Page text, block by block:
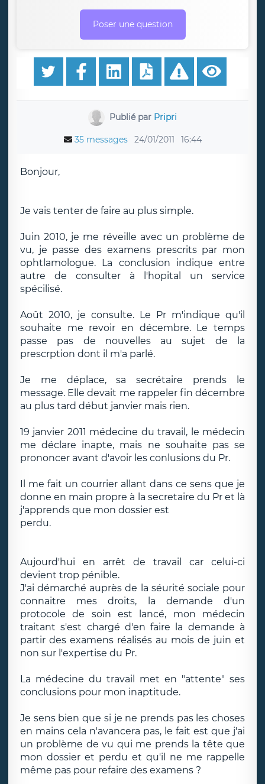
Poser une question
Publié par Pripri
35 messages 24/01/2011 16:44
Bonjour,
Je vais tenter de faire au plus simple.
Juin 2010, je me réveille avec un problème de
vu, je passe des examens prescrits par mon
ophtlamologue. La conclusion indique entre
autre de consulter à l'hopital un service
spécilisé.
Août 2010, je consulte. Le Pr m'indique qu'il
souhaite me revoir en décembre. Le temps
passe pas de nouvelles au sujet de la
prescrption dont il m'a parlé.
Je me déplace, sa secrétaire prends le
message. Elle devait me rappeler fin décembre
au plus tard début janvier mais rien.
19 janvier 2011 médecine du travail, le médecin
me déclare inapte, mais ne souhaite pas se
prononcer avant d'avoir les conlusions du Pr.
Il me fait un courrier allant dans ce sens que je
donne en main propre à la secretaire du Pr et là
j'apprends que mon dossier est
perdu.
Aujourd'hui en arrêt de travail car celui-ci
devient trop pénible.
J'ai démarché auprès de la séurité sociale pour
connaitre mes droits, la demande d'un
protocole de soin est lancé, mon médecin
traitant s'est chargé d'en faire la demande à
partir des examens réalisés au mois de juin et
non sur l'expertise du Pr.
La médecine du travail met en "attente" ses
conclusions pour mon inaptitude.
Je sens bien que si je ne prends pas les choses
en mains cela n'avancera pas, le fait est que j'ai
un problème de vu qui me prends la tête que
mon dossier et perdu et qu'il ne me rappelle
même pas pour refaire des examens ?